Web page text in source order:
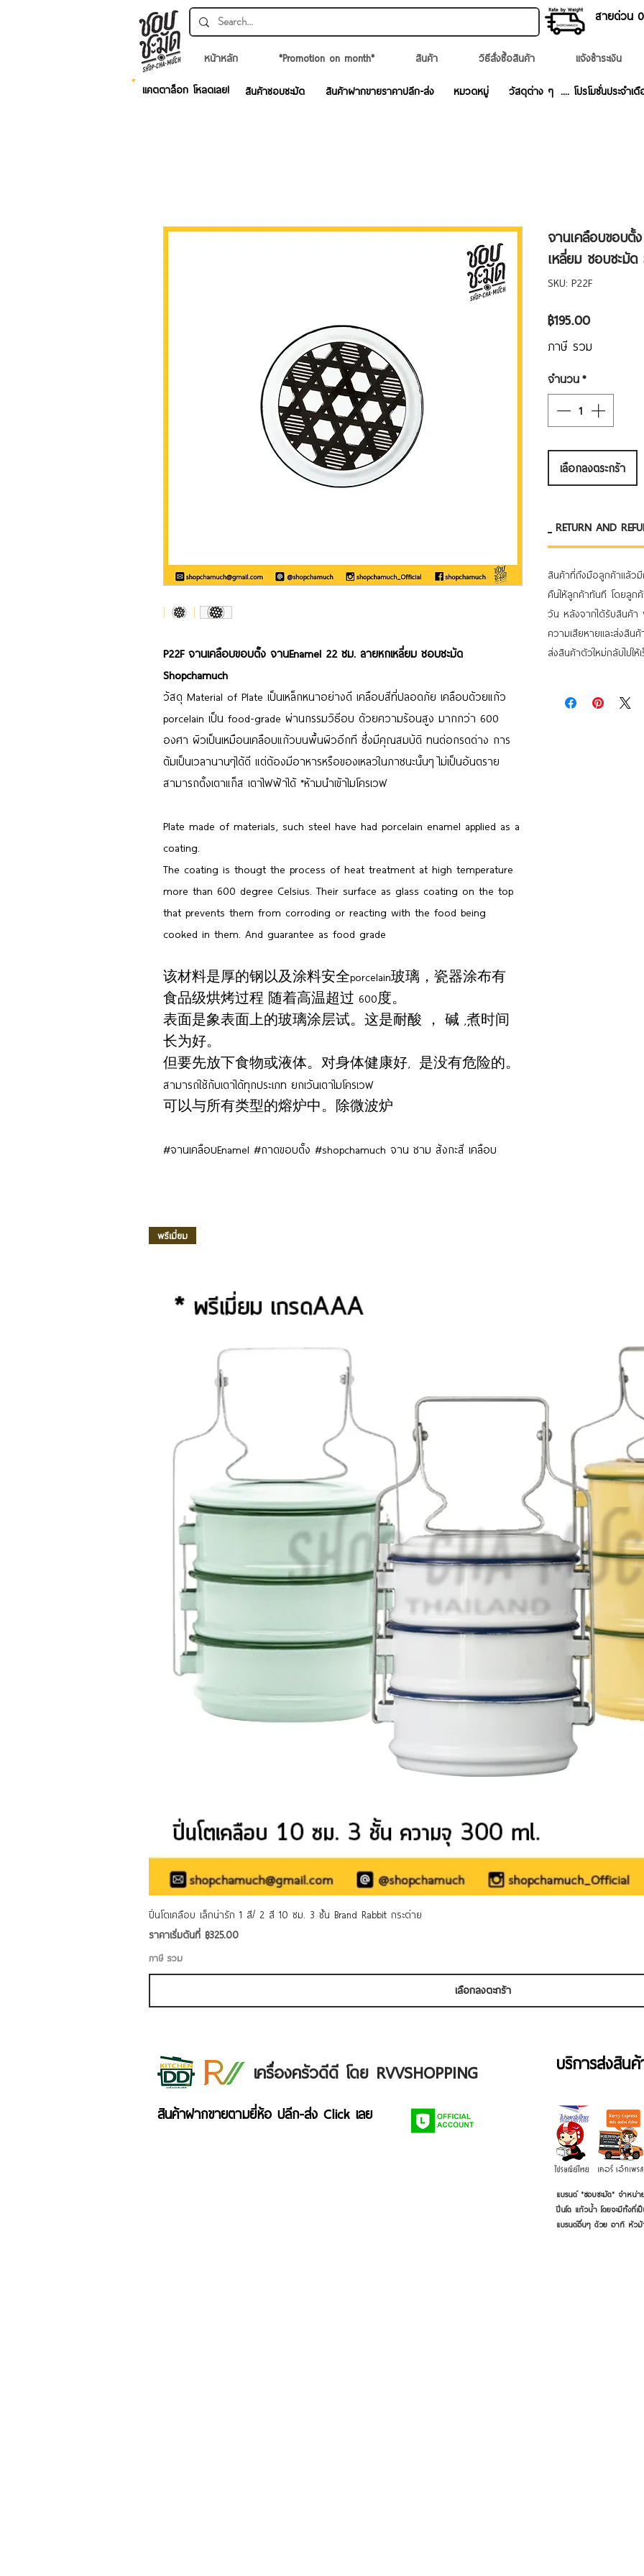
สายด่วน
หน้าหลัก *Promotion on month* สินค้า วิธีสั่งซื้อสินค้า แจ้งชำระเงิน
สินค้าชอบชะมัด สินค้าฝากขายราคาปลีก-ส่ง หมวดหมู่ วัสดุต่าง ๆ .... โปรโมชั่นประจำเ
แคตตาล็อก โหลดเลย!
P22F จานเคลือบขอบตั้ง จานEnamel 22 ซม. ลายหกเหลี่ยม ชอบชะมัด
Shopchamuch
วัสดุ Material of Plate เป็นเหล็กหนาอย่างดี เคลือบสีที่ปลอดภัย เคลือบด้วยแก้ว
porcelain เป็น food-grade ผ่านกรรมวิธีอบ ด้วยความร้อนสูง มากกว่า 600
องศา ผิวเป็นเหมือนเคลือบแก้วบนพื้นผิวอีกที ซึ่งมีคุณสมบัติ ทนต่อกรดด่าง การ
ต้มเป็นเวลานานๆได้ดี แต่ต้องมีอาหารหรือของเหลวในภาชนะนั้นๆ ไม่เป็นอันตราย
สามารถตั้งเตาแก็ส เตาไฟฟ้าได้ *ห้ามนำเข้าไมโครเวฟ
Plate made of materials, such steel have had porcelain enamel applied as a
coating.
The coating is thougt the process of heat treatment at high temperature
more than 600 degree Celsius. Their surface as glass coating on the top
that prevents them from corroding or reacting with the food being
cooked in them. And guarantee as food grade
该材料是厚的钢以及涂料安全porcelain玻璃，瓷器涂布有
食品级烘烤过程 随着高温超过 600度。
表面是象表面上的玻璃涂层试。这是耐酸 ， 碱 ,煮时间
长为好。
但要先放下食物或液体。对身体健康好, 是没有危险的。
สามารถใช้กับเตาได้ทุกประเภท ยกเว้นเตาไมโครเวฟ
可以与所有类型的熔炉中。除微波炉
#จานเคลือบEnamel #ถาดขอบตั้ง #shopchamuch จาน ชาม สังกะสี เคลือบ
จานเคลือบขอบตั้
เหลี่ยม ชอบชะมัด
SKU: P22F
฿195.00ราคา
ภาษี รวม
จำนวน*
เลือกลงตระกร้า
RETURN AND
สินค้าที่ถึงมือลูกค้าแล้วมี
คืนให้ลูกค้าทันที โดยลูก
วัน หลังจากได้รับสินค้า
ความเสียหายและส่งสิน
ส่งสินค้าตัวใหม่กลับไปให้
พรีเมี่ยม
ปิ่นโตเคลือบ เล็กน่ารัก 1 สี/ 2 สี 10 ซม. 3 ชั้น Brand Rabbit กระต่าย
ราคาเริ่มต้นที่ ฿325.00
ราคาขายลด
ภาษี รวม
เลือกลงตะกร้า
เครื่องครัวดีดี โดย RVVSHOPPING
สินค้าฝากขายตามยี่ห้อ ปลีก-ส่ง Click เลย
บริการส่งสิน
แบรนด์ "ชอบชะมัด" จำหน่
ปิ่นโต แก้วน้ำ โดยจะมีทั้งที่เ
แบรนด์อื่นๆ ด้วย อาทิ หัวม้